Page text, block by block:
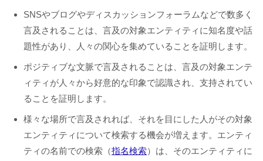
SNSやブログやディスカッションフォーラムなどで数多く
言及されることは、言及の対象エンティティに知名度や話
題性があり、人々の関心を集めていることを証明します。
ポジティブな文脈で言及されることは、言及の対象エンテ
ィティが人々から好意的な印象で認識され、支持されてい
ることを証明します。
様々な場所で言及されれば、それを目にした人がその対象
エンティティについて検索する機会が増えます。エンティ
ティの名前での検索（指名検索）は、そのエンティティに